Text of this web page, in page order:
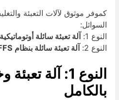
كموفر موثوق لآلات التعبئة
السوائل:
النوع 1:
آلة تعبئة سائلة أوتوماتيكية
النوع 2:
آلة تعبئة سائلة بنظام VFFS
النوع 1: آلة
بالكامل